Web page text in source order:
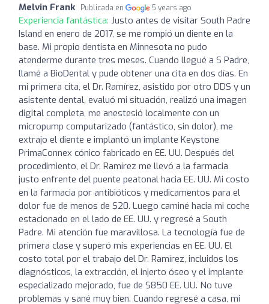
Melvin Frank Publicada en 5 years ago
Experiencia fantástica: Justo antes de visitar South Padre
Island en enero de 2017, se me rompió un diente en la
base. Mi propio dentista en Minnesota no pudo
atenderme durante tres meses. Cuando llegué a S Padre,
llamé a BioDental y pude obtener una cita en dos días. En
mi primera cita, el Dr. Ramírez, asistido por otro DDS y un
asistente dental, evaluó mi situación, realizó una imagen
digital completa, me anestesió localmente con un
micropump computarizado (fantástico, sin dolor), me
extrajo el diente e implantó un implante Keystone
PrimaConnex cónico fabricado en EE. UU. Después del
procedimiento, el Dr. Ramírez me llevó a la farmacia
justo enfrente del puente peatonal hacia EE. UU. Mi costo
en la farmacia por antibióticos y medicamentos para el
dolor fue de menos de $20. Luego caminé hacia mi coche
estacionado en el lado de EE. UU. y regresé a South
Padre. Mi atención fue maravillosa. La tecnología fue de
primera clase y superó mis experiencias en EE. UU. El
costo total por el trabajo del Dr. Ramírez, incluidos los
diagnósticos, la extracción, el injerto óseo y el implante
especializado mejorado, fue de $850 EE. UU. No tuve
problemas y sané muy bien. Cuando regresé a casa, mi